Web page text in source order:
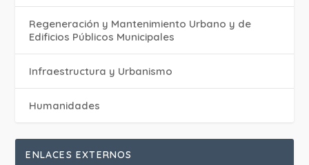
Regeneración y Mantenimiento Urbano y de
Edificios Públicos Municipales
Infraestructura y Urbanismo
Humanidades
ENLACES EXTERNOS